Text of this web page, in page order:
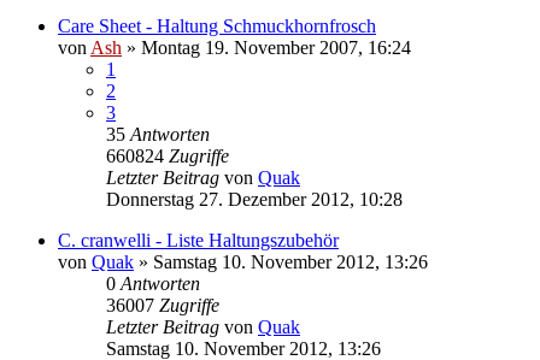
Care Sheet - Haltung Schmuckhornfrosch
von Ash » Montag 19. November 2007, 16:24
1
2
3
35 Antworten
660824 Zugriffe
Letzter Beitrag von Quak
Donnerstag 27. Dezember 2012, 10:28
C. cranwelli - Liste Haltungszubehör
von Quak » Samstag 10. November 2012, 13:26
0 Antworten
36007 Zugriffe
Letzter Beitrag von Quak
Samstag 10. November 2012, 13:26